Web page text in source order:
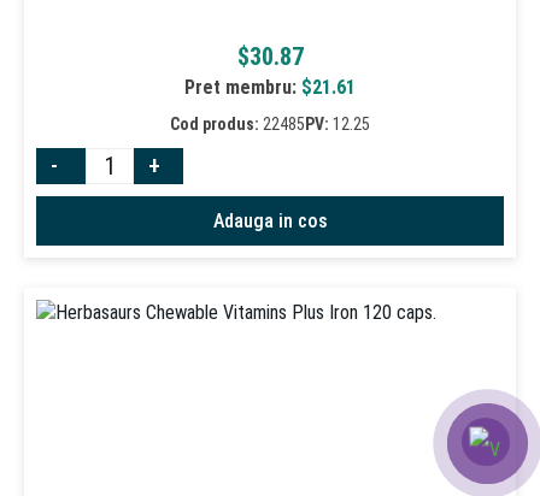
$30.87
Pret membru: $21.61
Cod produs: 22485 PV: 12.25
- +
Adauga in cos